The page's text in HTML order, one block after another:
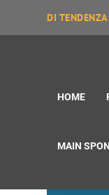
DI
HOME
MAIN